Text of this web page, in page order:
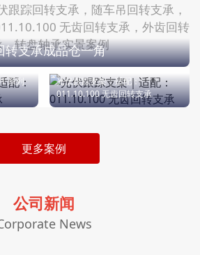
跟踪回转支承，随车吊回转支承，
无齿回转支承，外齿回转
转盘轴承实景案例
转支承成品仓一角
系列
光伏跟踪支架｜适配：
011.10.100 无齿回转支承
更多案例
公司新闻
News